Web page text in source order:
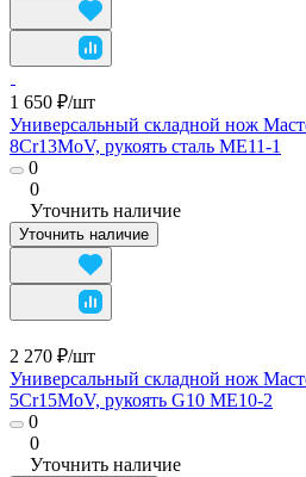
1 650 ₽/шт
Универсальный складной нож
8Cr13MoV, рукоять сталь ME11-1
0
0
Уточнить наличие
Уточнить наличие
2 270 ₽/шт
Универсальный складной нож
5Cr15MoV, рукоять G10 ME10-2
0
0
Уточнить наличие